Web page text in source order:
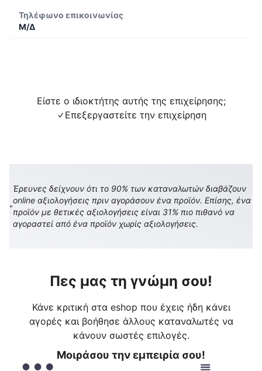
Τηλέφωνο επικοινωνίας
Μ/Δ
Είστε ο ιδιοκτήτης αυτής της επιχείρησης;
Επεξεργαστείτε την επιχείρηση
Έρευνες δείχνουν ότι το 90% των καταναλωτών διαβάζουν
online αξιολογήσεις πριν αγοράσουν ένα προϊόν. Επίσης, ένα
προϊόν με θετικές αξιολογήσεις είναι 31% πιο πιθανό να
αγοραστεί από ένα προϊόν χωρίς αξιολογήσεις.
Πες μας τη γνώμη σου!
Κάνε κριτική στα eshop που έχεις ήδη κάνει
αγορές και βοήθησε άλλους καταναλωτές να
κάνουν σωστές επιλογές.
Μοιράσου την εμπειρία σου!